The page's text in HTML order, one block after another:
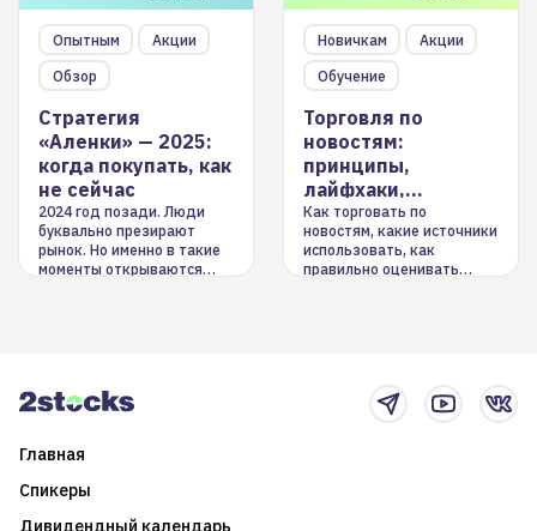
Опытным
Акции
Обзор
Стратегия
«Аленки» — 2025:
когда покупать, как
не сейчас
2024 год позади. Люди
буквально презирают
рынок. Но именно в такие
моменты открываются
Новичкам
Акции
Обучение
Торговля по
новостям:
принципы,
лайфхаки,
инструменты
Как торговать по
новостям, какие источники
использовать, как
правильно оценивать
Главная
Спикеры
Дивидендный календарь